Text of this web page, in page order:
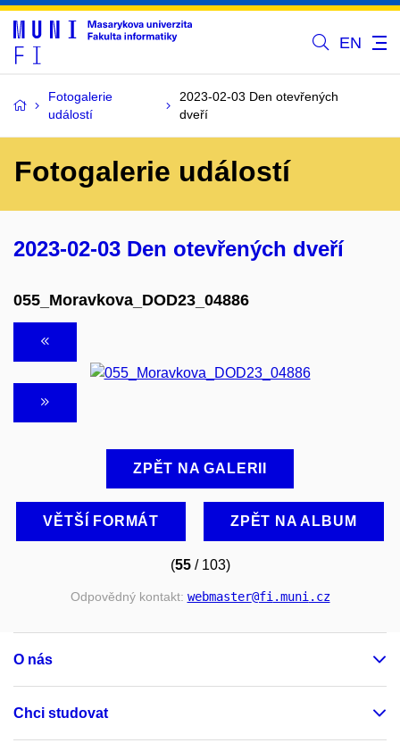
EN
Fotogalerie
událostí
2023-02-03 Den otevřených
dveří
Fotogalerie událostí
2023-02-03 Den otevřených dveří
055_Moravkova_DOD23_04886
ZPĚT NA GALERII
VĚTŠÍ FORMÁT ZPĚT NA ALBUM
(55/ 103)
Odpovědný kontakt: webmaster@fi.muni.cz
O nás
Chci studovat